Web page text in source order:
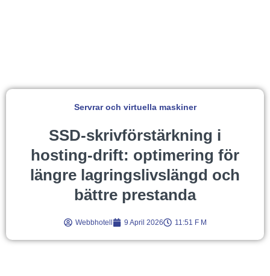
Servrar och virtuella maskiner
SSD-skrivförstärkning i
hosting-drift: optimering för
längre lagringslivslängd och
bättre prestanda
Webbhotell 9 April 2026 11:51 F M